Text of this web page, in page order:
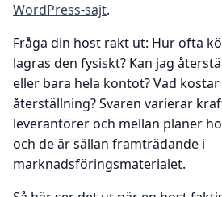
WordPress-sajt.
Fråga din host rakt ut: Hur ofta
lagras den fysiskt? Kan jag
eller bara hela kontot? Vad
återställning? Svaren varierar
leverantörer och mellan planer
och de är sällan framträdande i
marknadsföringsmaterialet.